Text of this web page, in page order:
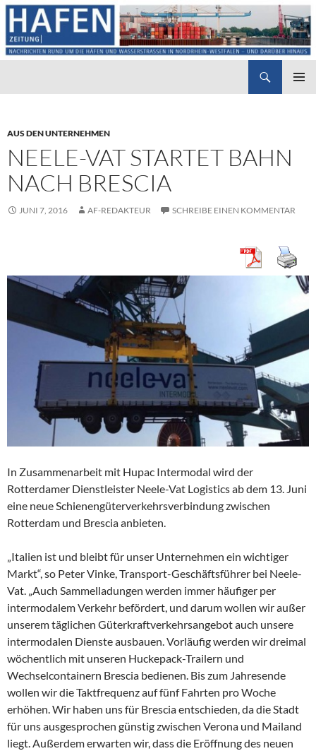
AUS DEN UNTERNEHMEN
NEELE-VAT STARTET BAHN
NACH BRESCIA
JUNI 7, 2016 AF-REDAKTEUR SCHREIBE EINEN KOMMENTAR
In Zusammenarbeit mit Hupac Intermodal wird der
Rotterdamer Dienstleister Neele-Vat Logistics ab dem 13. Juni
eine neue Schienengüterverkehrsverbindung zwischen
Rotterdam und Brescia anbieten.
„Italien ist und bleibt für unser Unternehmen ein wichtiger
Markt“, so Peter Vinke, Transport-Geschäftsführer bei Neele-
Vat. „Auch Sammelladungen werden immer häufiger per
intermodalem Verkehr befördert, und darum wollen wir außer
unserem täglichen Güterkraftverkehrsangebot auch unsere
intermodalen Dienste ausbauen. Vorläufig werden wir dreimal
wöchentlich mit unseren Huckepack-Trailern und
Wechselcontainern Brescia bedienen. Bis zum Jahresende
wollen wir die Taktfrequenz auf fünf Fahrten pro Woche
erhöhen. Wir haben uns für Brescia entschieden, da die Stadt
für uns ausgesprochen günstig zwischen Verona und Mailand
liegt. Außerdem erwarten wir, dass die Eröffnung des neuen